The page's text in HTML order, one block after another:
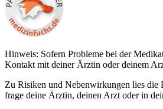
Hinweis: Sofern Probleme bei der
Kontakt mit deiner Ärztin oder deinem
Zu Risiken und Nebenwirkungen lies die
frage deine Ärztin, deinen Arzt oder in